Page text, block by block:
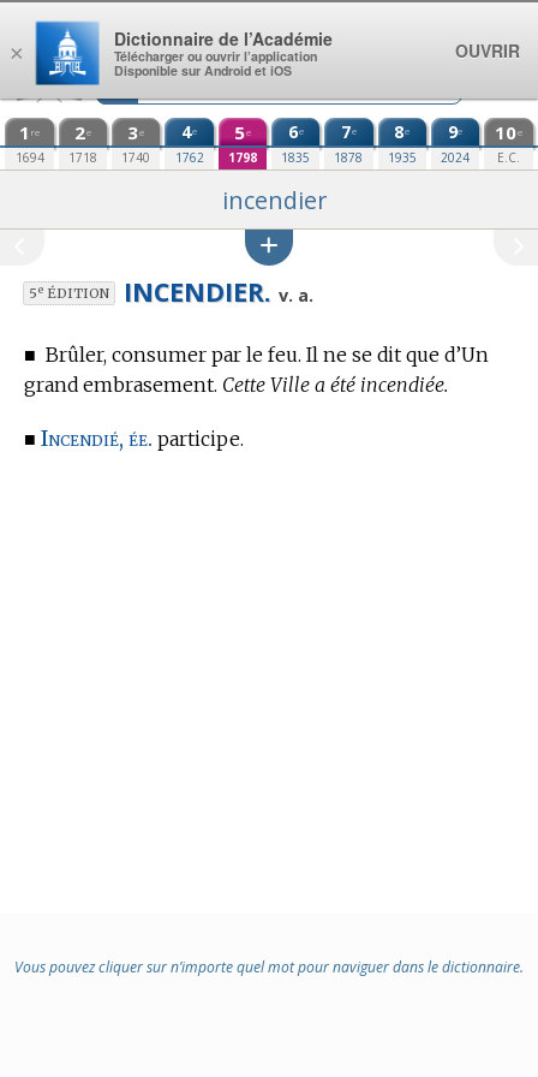
Aller au contenu
1 re
1694
2e
1718
3e
1740
4e
1762
5e
1798
6e
1835
7e
1878
8e
1935
9e
2024
10e
E.C.
incendier
5eÉDITION INCENDIER. v. a.
■ Brûler, consumer par le feu. Il ne se dit que d’Un
grand embrasement. Cette Ville a été incendiée.
■ Incendié, ée. participe.
Vous pouvez cliquer sur n’importe quel mot pour naviguer dans le dictionnaire.
×
Dictionnaire de l’Académie
Télécharger ou ouvrir l’application
Disponible sur Android et iOS
OUVRIR